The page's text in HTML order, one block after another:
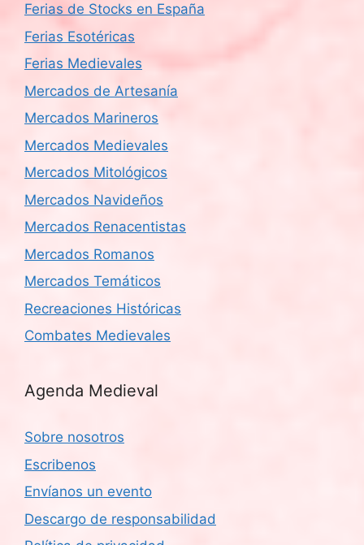
Ferias de Stocks en España
Ferias Esotéricas
Ferias Medievales
Mercados de Artesanía
Mercados Marineros
Mercados Medievales
Mercados Mitológicos
Mercados Navideños
Mercados Renacentistas
Mercados Romanos
Mercados Temáticos
Recreaciones Históricas
Combates Medievales
Agenda Medieval
Sobre nosotros
Escribenos
Envíanos un evento
Descargo de responsabilidad